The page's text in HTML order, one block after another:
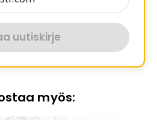
uutiskirje
myös: